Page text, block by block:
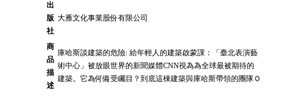
出
版
社
大雁文化事業股份有限公司
商
品
描
述
庫哈斯談建築的危險: 給年輕人的建築啟蒙課：「臺北表演藝
術中心」被放眼世界的新聞媒體CNN視為為全球最被期待的
建築。它為何備受矚目？到底這棟建築與庫哈斯帶領的團隊Ｏ